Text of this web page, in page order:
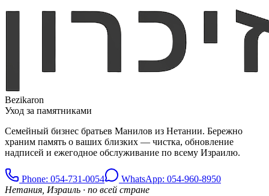
Bezikaron
Уход за памятниками
Семейный бизнес братьев Манилов из Нетании. Бережно
храним память о ваших близких — чистка, обновление
надписей и ежегодное обслуживание по всему Израилю.
Phone: 054-731-0054
WhatsApp: 054-960-8950
Нетания, Израиль · по всей стране